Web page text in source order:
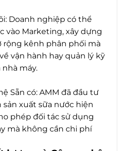
Doanh nghiệp có thể
vào Marketing, xây dựng
rộng kênh phân phối mà
vận hành hay quản lý kỹ
máy.
Sẵn có: AMM đã đầu tư
sản xuất sữa nước hiện
phép đối tác sử dụng
mà không cần chi phí